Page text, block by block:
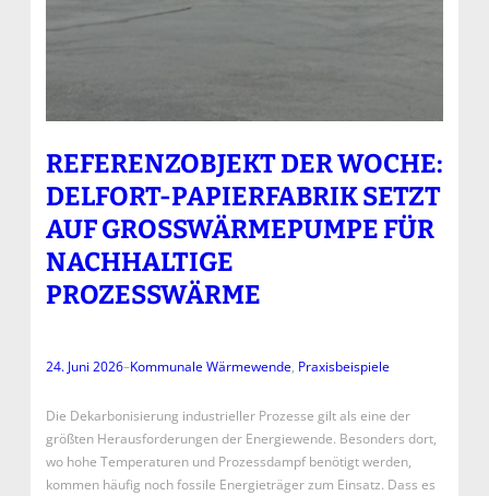
REFERENZOBJEKT DER WOCHE:
DELFORT-PAPIERFABRIK SETZT
AUF GROSSWÄRMEPUMPE FÜR N
ACHHALTIGE P
ROZESSWÄRME
24. Juni 2026–Kommunale Wärmewende, Praxisbeispiele
Die Dekarbonisierung industrieller Prozesse gilt als eine der
größten Herausforderungen der Energiewende. Besonders dort,
wo hohe Temperaturen und Prozessdampf benötigt werden,
kommen häufig noch fossile Energieträger zum Einsatz. Dass es